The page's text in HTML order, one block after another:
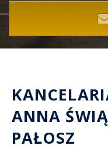
ANNA
PAŁOSZ